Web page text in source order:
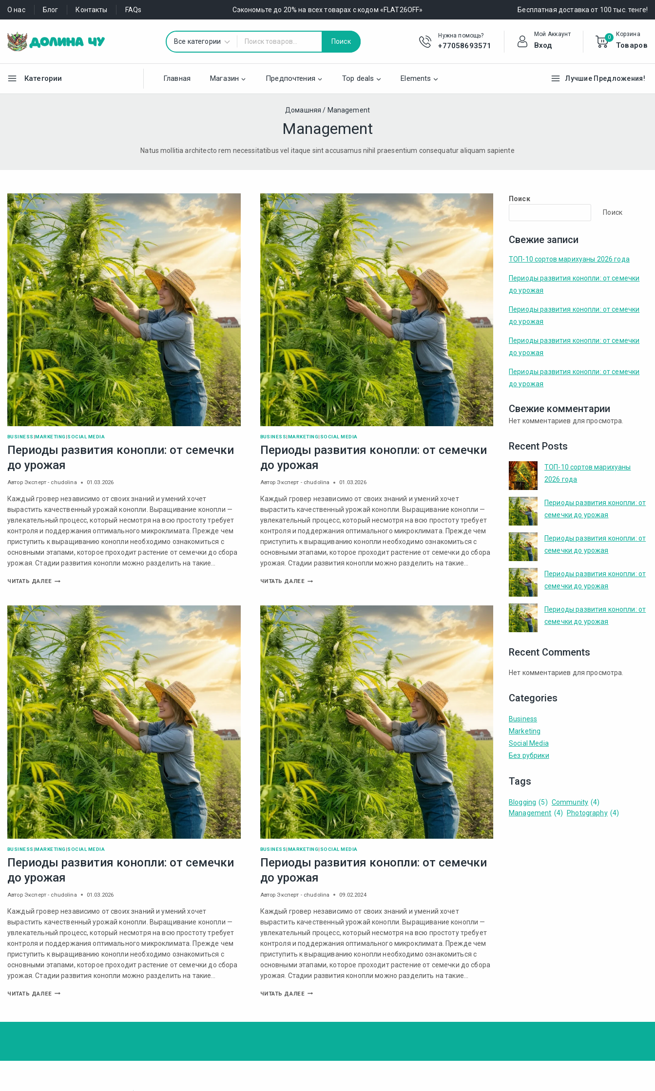
О нас Блог Контакты FAQs Сэкономьте до 20% на всех товарах с кодом «FLAT26OFF» Бесплатная доставка от 100 тыс. тенге!
Поиск
Нужна помощь?
+77058693571
Мой Аккаунт
Вход
0 Корзина
Товаров
Категории Главная Магазин Предпочтения Top deals Elements Лучшие Предложения!
Домашняя / Management
Management
Natus mollitia architecto rem necessitatibus vel itaque sint accusamus nihil praesentium consequatur aliquam sapiente
BUSINESS |MARKETING |SOCIAL MEDIA
Периоды развития конопли: от семечки
до урожая
Автор Эксперт - chudolina 01.03.2026
Каждый гровер независимо от своих знаний и умений хочет
вырастить качественный урожай конопли. Выращивание конопли —
увлекательный процесс, который несмотря на всю простоту требует
контроля и поддержания оптимального микроклимата. Прежде чем
приступить к выращиванию конопли необходимо ознакомиться с
основными этапами, которое проходит растение от семечки до сбора
урожая. Стадии развития конопли можно разделить на такие…
ЧИТАТЬ ДАЛЕЕ
BUSINESS|MARKETING| SOCIAL MEDIA
Периоды развития конопли: от семечки
до урожая
Автор Эксперт - chudolina 01.03.2026
Каждый гровер независимо от своих знаний и умений хочет
вырастить качественный урожай конопли. Выращивание конопли —
увлекательный процесс, который несмотря на всю простоту требует
контроля и поддержания оптимального микроклимата. Прежде чем
приступить к выращиванию конопли необходимо ознакомиться с
основными этапами, которое проходит растение от семечки до сбора
урожая. Стадии развития конопли можно разделить на такие…
ЧИТАТЬ ДАЛЕЕ
BUSINESS |MARKETING |SOCIAL MEDIA
Периоды развития конопли: от семечки
до урожая
Автор Эксперт - chudolina 01.03.2026
Каждый гровер независимо от своих знаний и умений хочет
вырастить качественный урожай конопли. Выращивание конопли —
увлекательный процесс, который несмотря на всю простоту требует
контроля и поддержания оптимального микроклимата. Прежде чем
приступить к выращиванию конопли необходимо ознакомиться с
основными этапами, которое проходит растение от семечки до сбора
урожая. Стадии развития конопли можно разделить на такие…
ЧИТАТЬ ДАЛЕЕ
BUSINESS|MARKETING| SOCIAL MEDIA
Периоды развития конопли: от семечки
до урожая
Автор Эксперт - chudolina 09.02.2024
Каждый гровер независимо от своих знаний и умений хочет
вырастить качественный урожай конопли. Выращивание конопли —
увлекательный процесс, который несмотря на всю простоту требует
контроля и поддержания оптимального микроклимата. Прежде чем
приступить к выращиванию конопли необходимо ознакомиться с
основными этапами, которое проходит растение от семечки до сбора
урожая. Стадии развития конопли можно разделить на такие…
ЧИТАТЬ ДАЛЕЕ
Поиск
Поиск
Свежие записи
ТОП-10 сортов марихуаны 2026 года
Периоды развития конопли: от семечки
до урожая
Периоды развития конопли: от семечки
до урожая
Периоды развития конопли: от семечки
до урожая
Периоды развития конопли: от семечки
до урожая
Свежие комментарии
Нет комментариев для просмотра.
Recent Posts
ТОП-10 сортов марихуаны
2026 года
Периоды развития конопли: от
семечки до урожая
Периоды развития конопли: от
семечки до урожая
Периоды развития конопли: от
семечки до урожая
Периоды развития конопли: от
семечки до урожая
Recent Comments
Нет комментариев для просмотра.
Categories
Business
Marketing
Social Media
Без рубрики
Tags
Blogging (5) Community (4)
Management (4) Photography (4)